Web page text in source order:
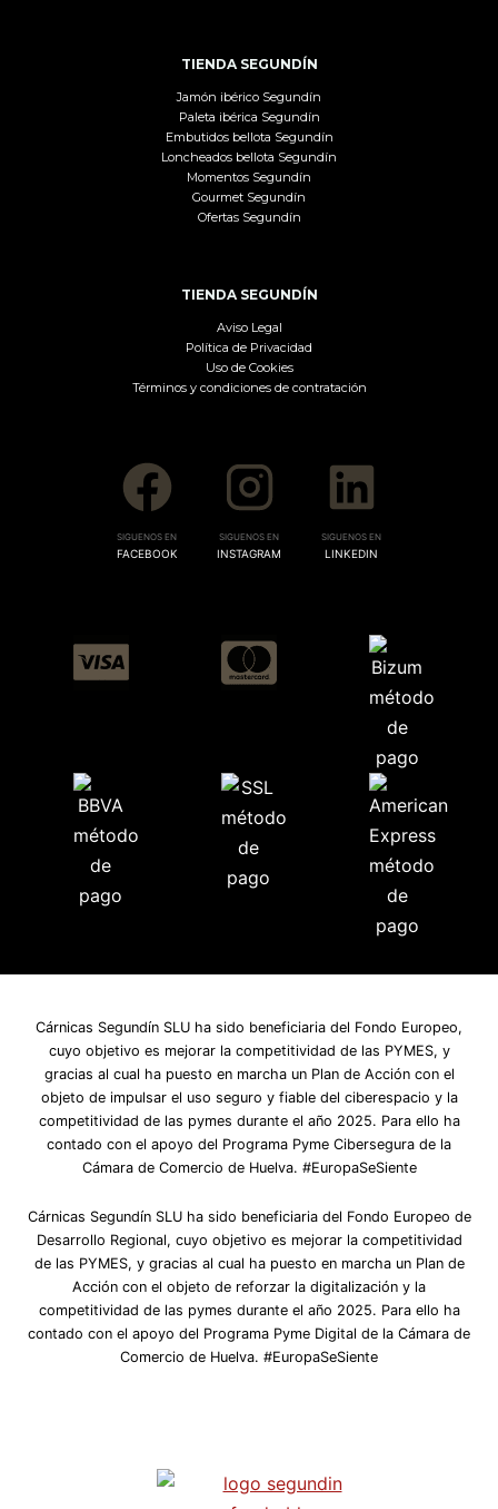
TIENDA SEGUNDÍN
Jamón ibérico Segundín
Paleta ibérica Segundín
Embutidos bellota Segundín
Loncheados bellota Segundín
Momentos Segundín
Gourmet Segundín
Ofertas Segundín
TIENDA SEGUNDÍN
Aviso Legal
Política de Privacidad
Uso de Cookies
Términos y condiciones de contratación
SIGUENOS EN
FACEBOOK
SIGUENOS EN
INSTAGRAM
SIGUENOS EN
LINKEDIN
Cárnicas Segundín SLU ha sido beneficiaria del Fondo Europeo,
cuyo objetivo es mejorar la competitividad de las PYMES, y
gracias al cual ha puesto en marcha un Plan de Acción con el
objeto de impulsar el uso seguro y fiable del ciberespacio y la
competitividad de las pymes durante el año 2025. Para ello ha
contado con el apoyo del Programa Pyme Cibersegura de la
Cámara de Comercio de Huelva. #EuropaSeSiente
Cárnicas Segundín SLU ha sido beneficiaria del Fondo Europeo de
Desarrollo Regional, cuyo objetivo es mejorar la competitividad
de las PYMES, y gracias al cual ha puesto en marcha un Plan de
Acción con el objeto de reforzar la digitalización y la
competitividad de las pymes durante el año 2025. Para ello ha
contado con el apoyo del Programa Pyme Digital de la Cámara de
Comercio de Huelva. #EuropaSeSiente